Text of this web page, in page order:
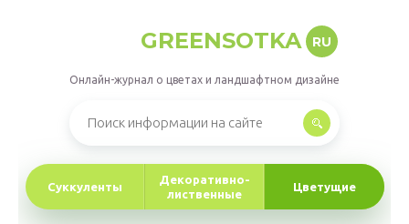
GREENSOTKA RU
Онлайн-журнал о цветах и ландшафтном дизайне
Суккуленты
Декоративно-
лиственные
Цветущие